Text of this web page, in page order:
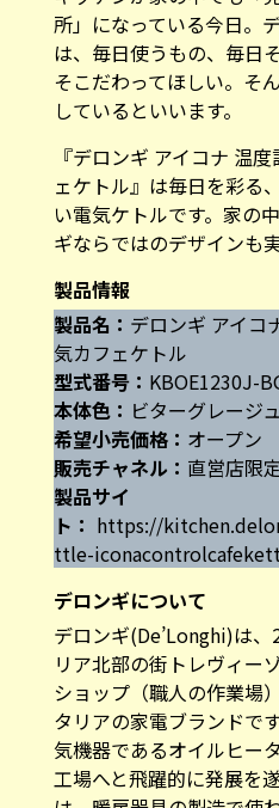
所」になっている今日。
は、毎日使うもの、毎日
そこだわってほしい。そ
しているといいます。
『デロンギ アイコナ 温
ェケトル』は毎日を彩る
い電気ケトルです。家の
ギならではのデザインも
製品情報
製品名： デロンギ アイコ
気カフェケトル
型式番号： KBOE1230J-
本体色： ビターグレージュ
希望小売価格： オープン
販売チャネル： 直営店限
製品サイ
ト： https://
ttle-
デロンギについて
デロンギ(De’Longhi)は
リア北部の街トレヴィー
ショップ（職人の作業場
タリアの家電ブランドで
気機器であるオイルヒー
工場へと飛躍的に発展を